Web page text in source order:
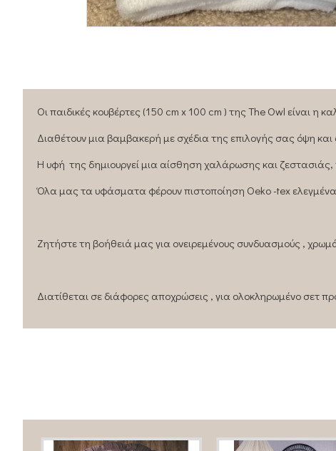
Οι παιδικές κουβέρτες (150 cm x 100 cm ) της Τhe Owl είναι η
Διαθέτουν μια βαμβακερή με σχέδια της επιλογής σας όψη
Η υφή της δημιουργεί μια αίσθηση χαλάρωσης και ζεστασιάς,
Όλα μας τα υφάσματα φέρουν πιστοποίηση Oeko -tex
Ζητήστε τη βοήθειά μας για ονειρεμένους συνδυασμούς ,
Διατίθεται σε διάφορες αποχρώσεις , για ολοκληρωμένο σετ